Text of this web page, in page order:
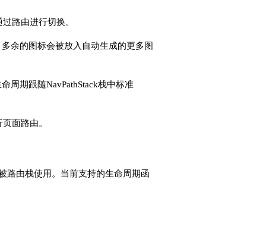
路由进行切换。
余的图标会被放入自动生成的更多图
周期跟随NavPathStack栈中标准
面路由。
路由栈使用。当前支持的生命周期函